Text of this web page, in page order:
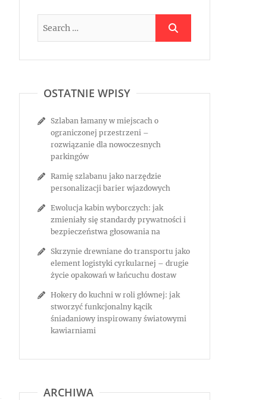
OSTATNIE WPISY
Szlaban łamany w miejscach o
ograniczonej przestrzeni –
rozwiązanie dla nowoczesnych
parkingów
Ramię szlabanu jako narzędzie
personalizacji barier wjazdowych
Ewolucja kabin wyborczych: jak
zmieniały się standardy prywatności i
bezpieczeństwa głosowania na
Skrzynie drewniane do transportu jako
element logistyki cyrkularnej – drugie
życie opakowań w łańcuchu dostaw
Hokery do kuchni w roli głównej: jak
stworzyć funkcjonalny kącik
śniadaniowy inspirowany światowymi
kawiarniami
ARCHIWA